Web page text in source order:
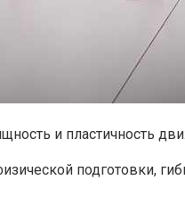
и пластичность
подготовки,